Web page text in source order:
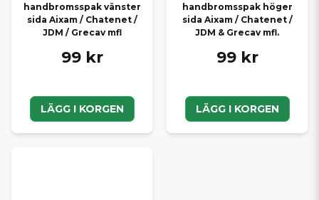
hem rätt del. Vi arbetar dagligen med både privatpersoner och
verkstäder och hjälper dig hitta exakt det du behöver.
Med rätt originaldelar håller du din Aixam i toppskick – tryggt,
säkert och problemfritt år efter år.
handbromsspak vänster
sida Aixam / Chatenet /
JDM / Grecav mfl
99 kr
LÄGG I KORGEN
handbromsspak höger
sida Aixam / Chatenet /
JDM & Grecav mfl.
99 kr
LÄGG I KORGEN